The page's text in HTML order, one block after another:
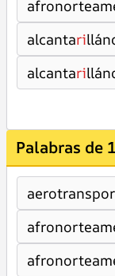
alcantari
alcantari
Palabras de